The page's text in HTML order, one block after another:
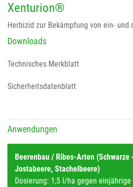
Xenturion®
Herbizid zur Bekämpfung von ein- und
Downloads
Technisches Merkblatt
Sicherheitsdatenblatt
Anwendungen
Beerenbau / Ribes-Arten (Schwarze
Jostabeere, Stachelbeere)
Dosierung: 1,5 l/ha gegen